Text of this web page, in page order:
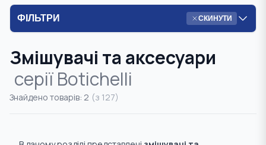
Інсталяції та аксесуари
Комплекти
Запобіжна арматура
Радіаторна арматура
ФІЛЬТРИ СКИНУТИ
Змішувачі та аксесуари
серіїBotichelli
Знайдено товарів: 2 (з 127)